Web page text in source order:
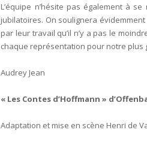
L’équipe n’hésite pas également à
jubilatoires. On soulignera
par leur travail qu’il n’y a pas le
chaque représentation pour notre plus
Audrey Jean
« Les Contes d’Hoffmann »
Adaptation et mise en scène Henri de